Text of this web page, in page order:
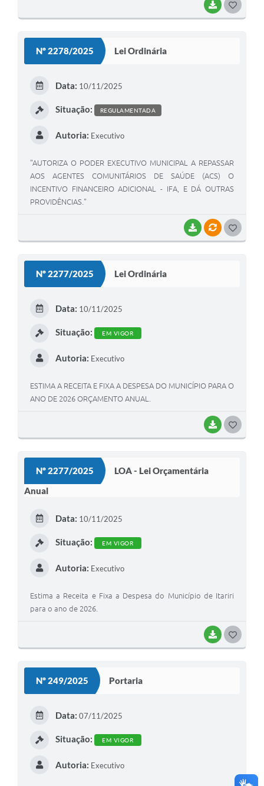
BAIXAR
Nº 2278/2025 Lei Ordinária
BAIXARVÍNCULOS
Data: 10/11/2025
Situação: REGULAMENTADA
Autoria: Executivo
"AUTORIZA O PODER EXECUTIVO MUNICIPAL A REPASSAR
AOS AGENTES COMUNITÁRIOS DE SAÚDE (ACS) O
INCENTIVO FINANCEIRO ADICIONAL - IFA, E DÁ OUTRAS
PROVIDÊNCIAS."
Nº 2277/2025 Lei Ordinária
BAIXAR
Data: 10/11/2025
Situação: EM VIGOR
Autoria: Executivo
ESTIMA A RECEITA E FIXA A DESPESA DO MUNICÍPIO PARA O
ANO DE 2026 ORÇAMENTO ANUAL.
Nº 2277/2025
LOA - Lei Orçamentária
Anual
BAIXAR
Data: 10/11/2025
Situação: EM VIGOR
Autoria: Executivo
Estima a Receita e Fixa a Despesa do Município de Itariri
para o ano de 2026.
Nº 249/2025 Portaria
Data: 07/11/2025
Situação: EM VIGOR
Autoria: Executivo